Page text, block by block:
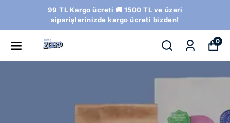
99 TL Kargo ücreti 🚚 1500 TL ve üzeri
siparişlerinizde kargo ücreti bizden!
0